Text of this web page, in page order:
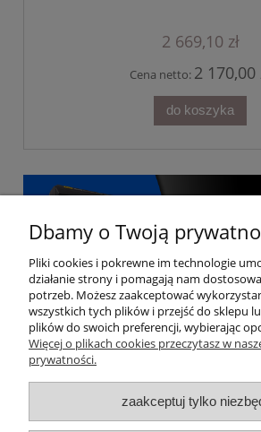
2 669,10 zł
Cena netto: 2 170,00
do koszyka
Moje konto
Gwarancja i zwroty
Dbamy o Twoją
Pliki cookies i pokrewne im technologie
działanie strony i pomagają nam
potrzeb. Możesz zaakceptować
wszystkich tych plików i przejść do sklepu
plików do swoich preferencji, wybierając
Więcej o plikach cookies przeczytasz w
prywatności.
zaakceptuj tylko